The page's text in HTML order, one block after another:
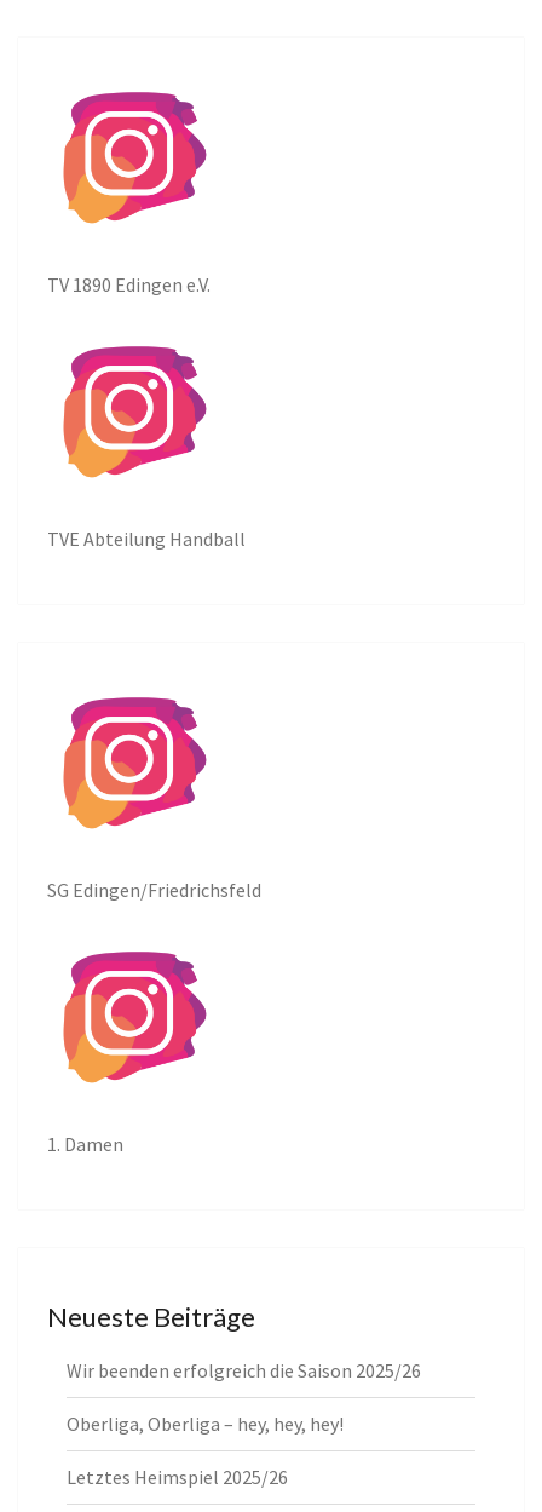
TV 1890 Edingen e.V.
TVE Abteilung Handball
SG Edingen/Friedrichsfeld
1. Damen
Neueste Beiträge
Wir beenden erfolgreich die Saison 2025/26
Oberliga, Oberliga – hey, hey, hey!
Letztes Heimspiel 2025/26